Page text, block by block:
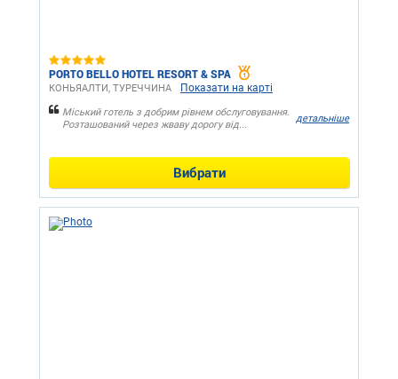
PORTO BELLO HOTEL RESORT & SPA
КОНЬЯАЛТИ, ТУРЕЧЧИНА Показати на карті
Міський готель з добрим рівнем обслуговування.
Розташований через жваву дорогу від...
детальніше
Вибрати